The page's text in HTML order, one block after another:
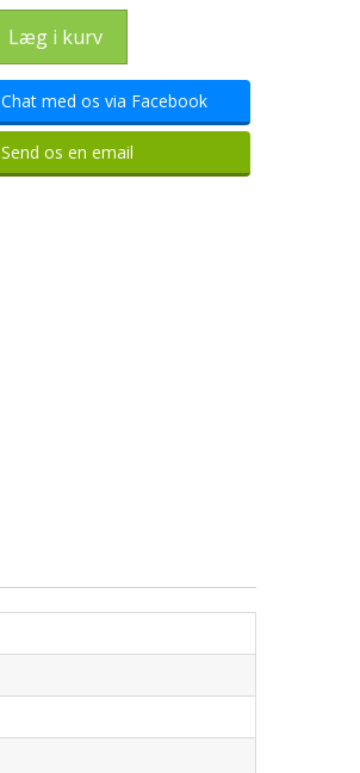
Læg i kurv
Chat med os via Facebook
Send os en email